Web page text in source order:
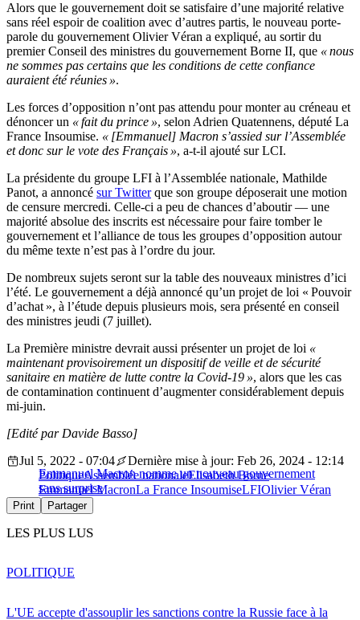
Alors que le gouvernement doit se satisfaire d’une majorité relative
sans réel espoir de coalition avec d’autres partis, le nouveau porte-
parole du gouvernement Olivier Véran a expliqué, au sortir du
premier Conseil des ministres du gouvernement Borne II, que « nous
ne sommes pas certains que les conditions de cette confiance
auraient été réunies ».
Les forces d’opposition n’ont pas attendu pour monter au créneau et
dénoncer un « fait du prince », selon Adrien Quatennens, député La
France Insoumise. « [Emmanuel] Macron s’assied sur l’Assemblée
et donc sur le vote des Français », a-t-il ajouté sur LCI.
La présidente du groupe LFI à l’Assemblée nationale, Mathilde
Panot, a annoncé sur Twitterque son groupe déposerait une motion
de censure mercredi. Celle-ci a peu de chances d’aboutir — une
majorité absolue des inscrits est nécessaire pour faire tomber le
gouvernement et l’alliance de tous les groupes d’opposition autour
du même texte n’est pas à l’ordre du jour.
De nombreux sujets seront sur la table des nouveaux ministres d’ici
l’été. Le gouvernement a déjà annoncé qu’un projet de loi « Pouvoir
d’achat », à l’étude depuis plusieurs mois, sera présenté en conseil
des ministres jeudi (7 juillet).
La Première ministre devrait aussi présenter un projet de loi «
maintenant provisoirement un dispositif de veille et de sécurité
sanitaire en matière de lutte contre la Covid-19 », alors que les cas
de contamination continuent d’augmenter considérablement depuis
mi-juin.
[Edité par Davide Basso]
Emmanuel Macron nomme un nouveau gouvernement
sans surprise
Jul 5, 2022 - 07:04
Dernière mise à jour: Feb 26, 2024 - 12:14
PolitiqueAssemblée nationaleElisabeth Borne
Emmanuel MacronLa France InsoumiseLFIOlivier Véran
Print Partager
LES PLUS LUS
L'UE accepte d'assouplir les sanctions contre la Russie face à la
POLITIQUE